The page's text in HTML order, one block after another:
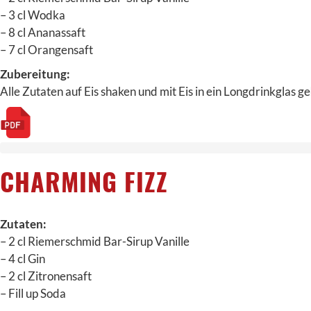
– 3 cl Wodka
– 8 cl Ananassaft
– 7 cl Orangensaft
Zubereitung:
Alle Zutaten auf Eis shaken und mit Eis in ein Longdrinkglas
CHARMING FIZZ
Zutaten:
– 2 cl Riemerschmid Bar-Sirup Vanille
– 4 cl Gin
– 2 cl Zitronensaft
– Fill up Soda